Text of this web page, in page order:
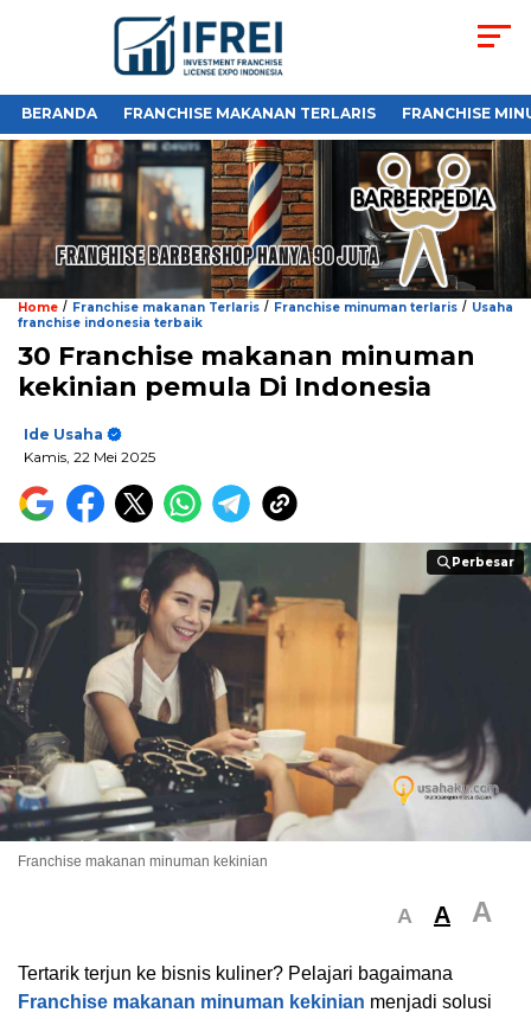
BERANDA FRANCHISE MAKANAN TERLARIS FRANCHISE
Home / Franchise makanan Terlaris / Franchise minuman terlaris / Usaha
franchise indonesia terbaik
30 Franchise makanan minuman
kekinian pemula Di Indonesia
Ide Usaha
Kamis, 22 Mei 2025
Perbesar
Perbesar
Franchise makanan minuman kekinian
A A A
Tertarik terjun ke bisnis kuliner? Pelajari bagaimana
Franchise makanan minuman kekinian menjadi solusi